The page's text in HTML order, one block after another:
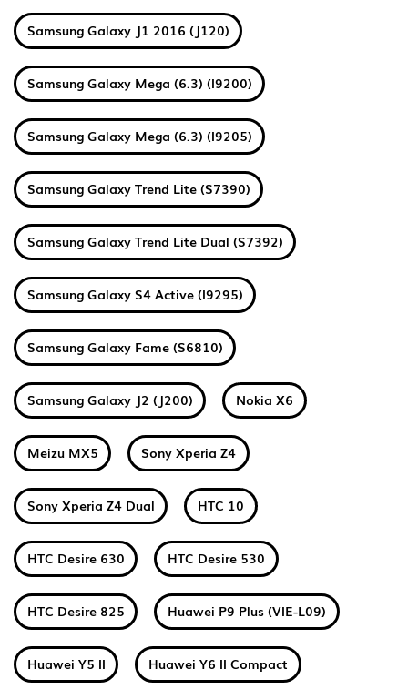
Samsung Galaxy J1 2016 (J120)
Samsung Galaxy Mega (6.3) (I9200)
Samsung Galaxy Mega (6.3) (I9205)
Samsung Galaxy Trend Lite (S7390)
Samsung Galaxy Trend Lite Dual (S7392)
Samsung Galaxy S4 Active (I9295)
Samsung Galaxy Fame (S6810)
Samsung Galaxy J2 (J200) Nokia X6
Meizu MX5 Sony Xperia Z4
Sony Xperia Z4 Dual HTC 10
HTC Desire 630 HTC Desire 530
HTC Desire 825 Huawei P9 Plus (VIE-L09)
Huawei Y5 II Huawei Y6 II Compact